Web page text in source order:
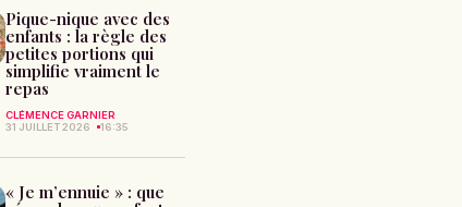
Pique-nique avec des
enfants : la règle des
petites portions qui
simplifie vraiment le
repas
CLÉMENCE GARNIER
31 JUILLET 2026
16:35
« Je m’ennuie » : que